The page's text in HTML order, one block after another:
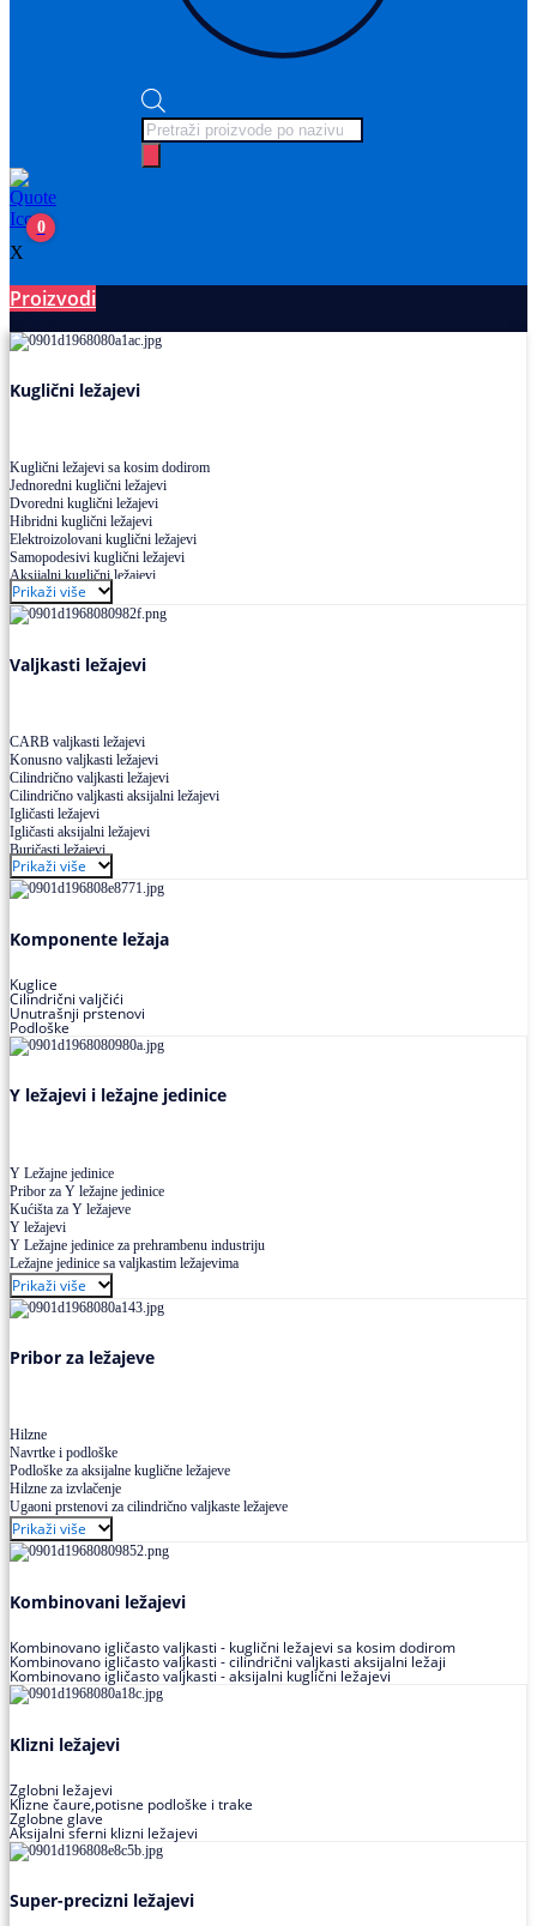
Products
search
0
X
Proizvodi
Kuglični ležajevi
Kuglični ležajevi sa kosim dodirom
Jednoredni kuglični ležajevi
Dvoredni kuglični ležajevi
Hibridni kuglični ležajevi
Elektroizolovani kuglični ležajevi
Samopodesivi kuglični ležajevi
Aksijalni kuglični ležajevi
Kuglični ležajevi od nerđajućeg čelika
Prikaži više
Valjkasti ležajevi
CARB valjkasti ležajevi
Konusno valjkasti ležajevi
Cilindrično valjkasti ležajevi
Cilindrično valjkasti aksijalni ležajevi
Igličasti ležajevi
Igličasti aksijalni ležajevi
Buričasti ležajevi
Buričasti zaptiveni ležajevi
Buričasti aksijalni ležajevi
Prikaži više
Komponente ležaja
Kuglice
Cilindrični valjčići
Unutrašnji prstenovi
Podloške
Y ležajevi i ležajne jedinice
Y Ležajne jedinice
Pribor za Y ležajne jedinice
Kućišta za Y ležajeve
Y ležajevi
Y Ležajne jedinice za prehrambenu industriju
Ležajne jedinice sa valjkastim ležajevima
Prikaži više
Pribor za ležajeve
Hilzne
Navrtke i podloške
Podloške za aksijalne kuglične ležajeve
Hilzne za izvlačenje
Ugaoni prstenovi za cilindrično valjkaste ležajeve
Prikaži više
Kombinovani ležajevi
Kombinovano igličasto valjkasti - kuglični ležajevi sa kosim dodirom
Kombinovano igličasto valjkasti - cilindrični valjkasti aksijalni ležaji
Kombinovano igličasto valjkasti - aksijalni kuglični ležajevi
Klizni ležajevi
Zglobni ležajevi
Klizne čaure,potisne podloške i trake
Zglobne glave
Aksijalni sferni klizni ležajevi
Super-precizni ležajevi